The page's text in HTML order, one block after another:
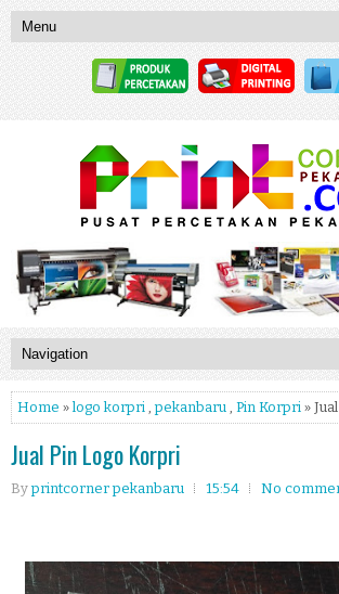
Home »logo korpri ,pekanbaru Pin Korpri »
Jual Pin Logo Korpri
Byprintcorner pekanbaru 15:54 No